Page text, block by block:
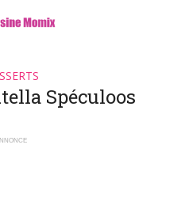
Spéculoos